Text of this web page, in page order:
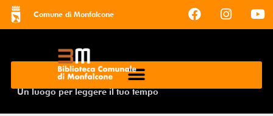
Comune di Monfalcone
Un luogo per leggere il tuo tempo